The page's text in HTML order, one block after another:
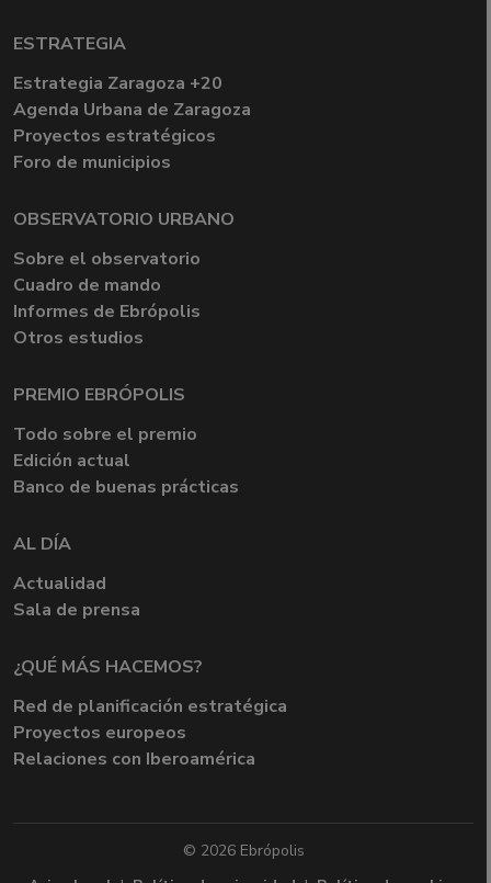
ESTRATEGIA
Estrategia Zaragoza +20
Agenda Urbana de Zaragoza
Proyectos estratégicos
Foro de municipios
OBSERVATORIO URBANO
Sobre el observatorio
Cuadro de mando
Informes de Ebrópolis
Otros estudios
PREMIO EBRÓPOLIS
Todo sobre el premio
Edición actual
Banco de buenas prácticas
AL DÍA
Actualidad
Sala de prensa
¿QUÉ MÁS HACEMOS?
Red de planificación estratégica
Proyectos europeos
Relaciones con Iberoamérica
© 2026 Ebrópolis